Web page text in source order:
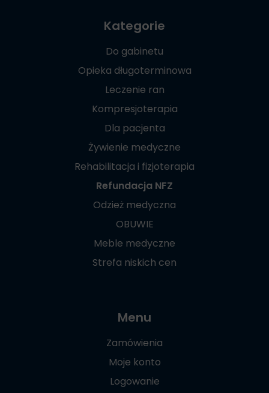
Kategorie
Do gabinetu
Opieka długoterminowa
Leczenie ran
Kompresjoterapia
Dla pacjenta
Żywienie medyczne
Rehabilitacja i fizjoterapia
Refundacja NFZ
Odzież medyczna
OBUWIE
Meble medyczne
Strefa niskich cen
Menu
Zamówienia
Moje konto
Logowanie